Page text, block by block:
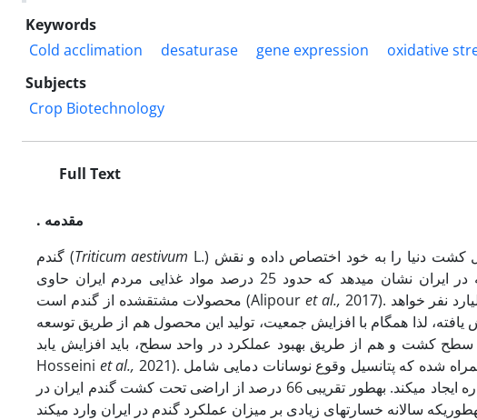
Keywords
Cold acclimation
desaturase gene expression oxidative
Subjects
Crop Biotechnology
Full Text
. مقدمه
گندم (Triticum aestivum L.) مهمترین محصول زراعی دنیا است که حدود 22 درصد از اراضی قابل کشت دنیا را به خود اختصاص داده و نقش
اساسی در امنیت غذایی جمعیت بشری دارد. بررسی مصرف سرانه در ایران نشان می­دهد که حدود 25 درصد مواد غذایی مردم ایران حاوی
محصولات مشتق­شده از گندم است (Alipouret al., 2017). پژوهش­ها نشان داده که جمعیت دنیا تا سال 2050 به بیش از هشت میلیارد نفر خواهد
لذا همگام با افزایش جمعیت، تولید این محصول هم از طریق توسعه
Hosseini et al., 2021). چالش افزایش جمعیت همچنین با تغییرات آب و هوایی کره زمین نیز همراه شده که پتانسیل وقوع نوسانات دمایی شامل
سرمای زودرس پاییزه، سرمای شدید زمستان و یا سرمای دیررس بهاره ایجاد می­کند. به­طور تقریبی 66 درصد از اراضی تحت کشت گندم ایران در